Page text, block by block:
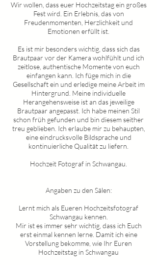
Wir wollen, dass euer Hochzeitstag ein großes
Fest wird. Ein Erlebnis, das von
Freudenmomenten, Herzlichkeit und
Emotionen erfüllt ist.
Es ist mir besonders wichtig, dass sich das
Brautpaar vor der Kamera wohlfühlt und ich
zeitlose, authentische Momente von euch
einfangen kann. Ich füge mich in die
Gesellschaft ein und erledige meine Arbeit im
Hintergrund. Meine individuelle
Herangehensweise ist an das jeweilige
Brautpaar angepasst. Ich habe meinen Stil
schon früh gefunden und bin diesem seither
treu geblieben. Ich erlaube mir zu behaupten,
eine eindrucksvolle Bildsprache und
kontinuierliche Qualität zu liefern.
Hochzeit Fotograf in Schwangau
Angaben zu den Sälen:
Lernt mich als Eueren Hochzeitsfotograf
Schwangau kennen.
Mir ist es immer sehr wichtig, dass ich Euch
erst einmal kennen lerne. Damit ich eine
Vorstellung bekomme, wie Ihr Euren
Hochzeitstag in Schwangau